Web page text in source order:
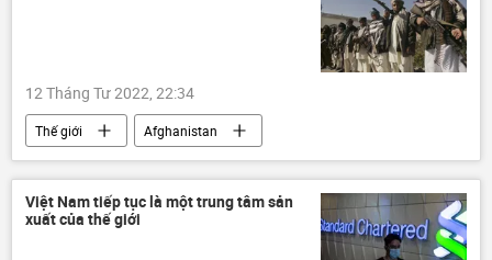
12 Tháng Tư 2022, 22:34
Thế giới
Afghanistan
Taliban* nắm chính quyền ở Afghanistan
Leo thang xung đột trong Afghanistan
Báo chí thế giới
Việt Nam tiếp tục là một trung tâm sản
xuất của thế giới